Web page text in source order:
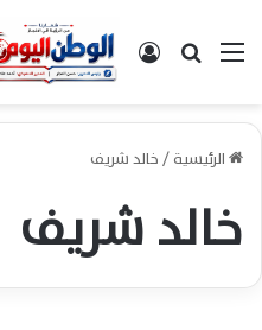
القائمةبحث عن تسجيل الدخول
الرئيسية/خالد شريف
خالد شريف